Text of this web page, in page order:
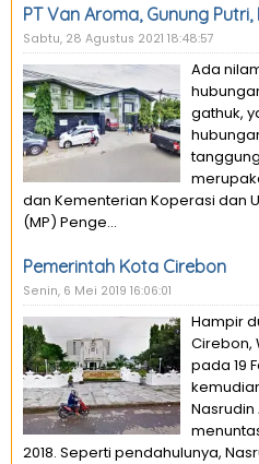
PT Van Aroma, Gunung
Sabtu, 28 Agustus 2021 18:48:57
Ada
gathuk,
dan Kementerian Koperasi dan
(MP) Penge...
Pemerintah Kota Cirebon
Senin, 6 Mei 2019 16:06:01
Hampir
Cirebon,
pada 19
Nasrudin
2018. Seperti pendahulunya,